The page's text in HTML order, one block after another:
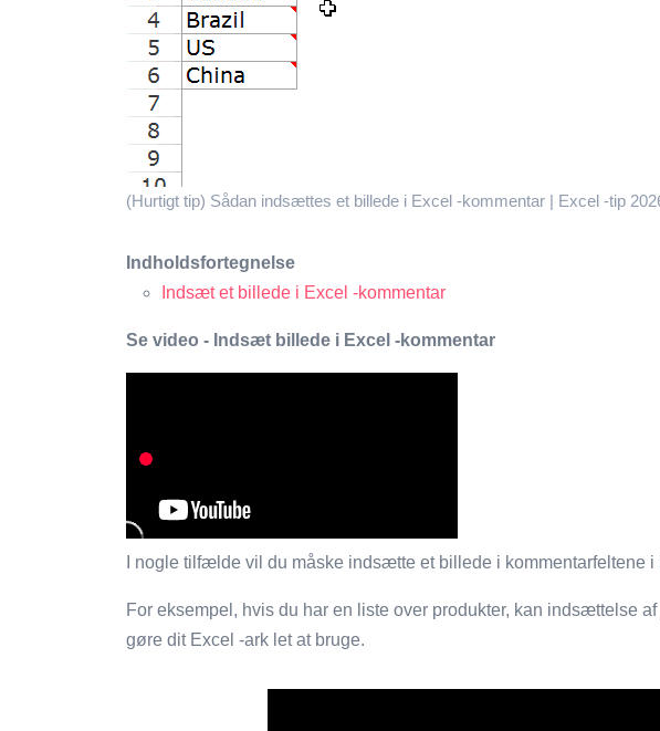
(Hurtigt tip) Sådan indsættes et billede i Excel -kommentar | Excel -tip
Indholdsfortegnelse
Indsæt et billede i Excel -kommentar
Se video - Indsæt billede i Excel -kommentar
I nogle tilfælde vil du måske indsætte et billede i kommentarfeltene i
For eksempel, hvis du har en liste over produkter, kan indsættelse
gøre dit Excel -ark let at bruge.